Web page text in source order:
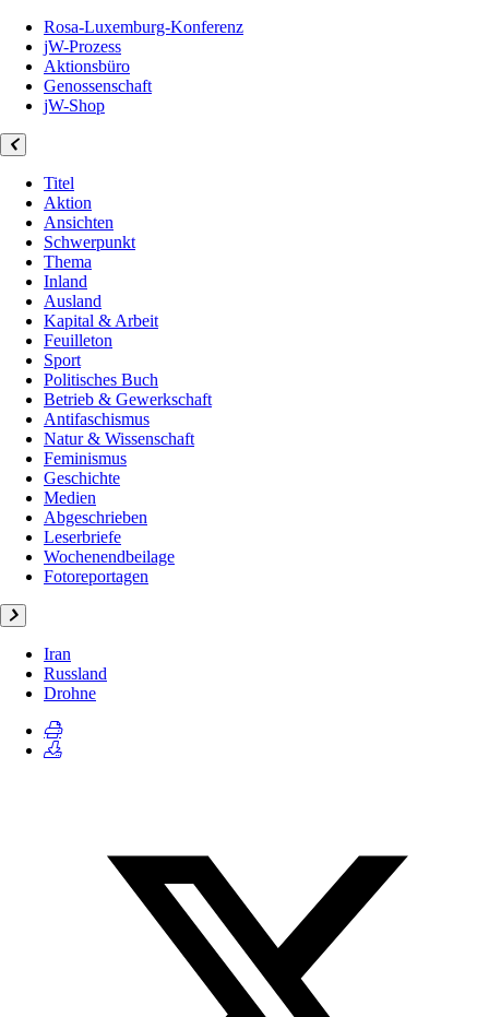
Rosa-Luxemburg-Konferenz
jW-Prozess
Aktionsbüro
Genossenschaft
jW-Shop
Titel
Aktion
Ansichten
Schwerpunkt
Thema
Inland
Ausland
Kapital & Arbeit
Feuilleton
Sport
Politisches Buch
Betrieb & Gewerkschaft
Antifaschismus
Natur & Wissenschaft
Feminismus
Geschichte
Medien
Abgeschrieben
Leserbriefe
Wochenendbeilage
Fotoreportagen
Iran
Russland
Drohne